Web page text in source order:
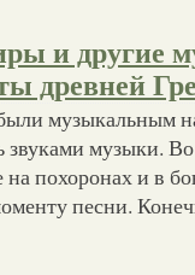
и другие
древней
музыкальным
звуками музыки.
на похоронах и в
песни.